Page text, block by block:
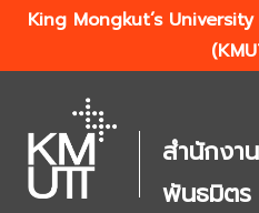
King Mongkut’s
สำนักงา
พันธมิตร